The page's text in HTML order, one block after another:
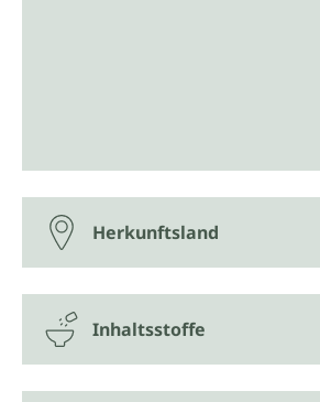
Herkunftsland
Inhaltsstoffe